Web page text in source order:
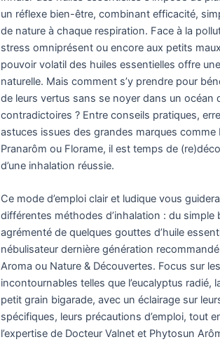
un réflexe bien-être, combinant efficacité,
de nature à chaque respiration. Face à la
stress omniprésent ou encore aux petits
pouvoir volatil des huiles essentielles offre
naturelle. Mais comment s’y prendre pour
de leurs vertus sans se noyer dans un océan
contradictoires ? Entre conseils pratiques,
astuces issues des grandes marques comme
Pranarôm ou Florame, il est temps de
d’une inhalation réussie.
Ce mode d’emploi clair et ludique vous
différentes méthodes d’inhalation : du simple
agrémenté de quelques gouttes d’huile
nébulisateur dernière génération
Aroma ou Nature & Découvertes. Focus sur
incontournables telles que l’eucalyptus radié,
petit grain bigarade, avec un éclairage sur
spécifiques, leurs précautions d’emploi, tout
l’expertise de Docteur Valnet et Phytosun